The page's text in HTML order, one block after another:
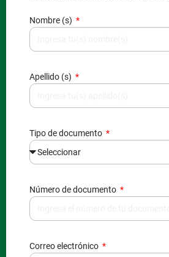
Nombre (s)
Apellido (s)
Tipo de documento
Número de documento
Correo electrónico